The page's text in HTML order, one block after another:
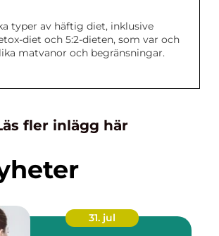
typer av häftig diet, inklusive
diet och 5:2-dieten, som var och
matvanor och begränsningar.
fler inlägg här
31. jul